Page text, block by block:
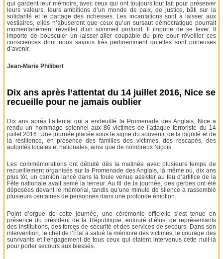
qui gardent leur mémoire, avec ceux qui ont toujours tout fait pour préserver
leurs valeurs, leurs ambitions d’un monde de paix, de justice, bâti sur la
solidarité et le partage des richesses. Les incantations sont à laisser aux
vestiaires, elles n’abuseront que ceux qu’un sursaut démocratique pourrait
momentanément réveiller d’un sommeil profond. Il importe de se lever. Il
importe de bousculer un laisser-aller coupable du pire pour réveiller ces
consciences dont nous savons très pertinemment qu’elles sont porteuses
d’avenir.
Jean-Marie Philibert
Dix ans après l’attentat du 14 juillet 2016, Nice se
recueille pour ne jamais oublier
Dix ans après l’attentat qui a endeuillé la Promenade des Anglais, Nice a
rendu un hommage solennel aux 86 victimes de l’attaque terroriste du 14
juillet 2016. Une journée placée sous le signe du souvenir, de la dignité et de
la résilience, en présence des familles des victimes, des rescapés, des
autorités locales et nationales, ainsi que de nombreux Niçois.
Les commémorations ont débuté dès la matinée avec plusieurs temps de
recueillement organisés sur la Promenade des Anglais, là même où, dix ans
plus tôt, un camion lancé dans la foule venue assister au feu d’artifice de la
Fête nationale avait semé la terreur. Au fil de la journée, des gerbes ont été
déposées devant le mémorial, tandis qu’une minute de silence a rassemblé
plusieurs centaines de personnes dans une profonde émotion.
Point d’orgue de cette journée, une cérémonie officielle s’est tenue en
présence du président de la République, entouré d’élus, de représentants
des institutions, des forces de sécurité et des services de secours. Dans son
intervention, le chef de l’État a salué la mémoire des victimes, le courage des
survivants et l’engagement de tous ceux qui étaient intervenus cette nuit-là
pour porter secours aux blessés.